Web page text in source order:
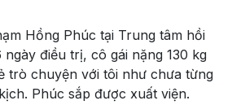
Hồng Phúc tại Trung tâm hồi
điều trị, cô gái nặng 130 kg
trò chuyện với tôi như chưa từng
Phúc sắp được xuất viện.